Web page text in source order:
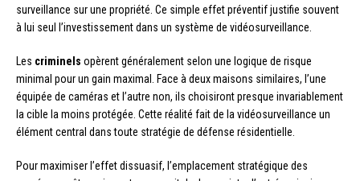
surveillance sur une propriété. Ce simple effet préventif justifie souvent
à lui seul l’investissement dans un système de vidéosurveillance.
Les criminels opèrent généralement selon une logique de risque
minimal pour un gain maximal. Face à deux maisons similaires, l’une
équipée de caméras et l’autre non, ils choisiront presque invariablement
la cible la moins protégée. Cette réalité fait de la vidéosurveillance un
élément central dans toute stratégie de défense résidentielle.
Pour maximiser l’effet dissuasif, l’emplacement stratégique des